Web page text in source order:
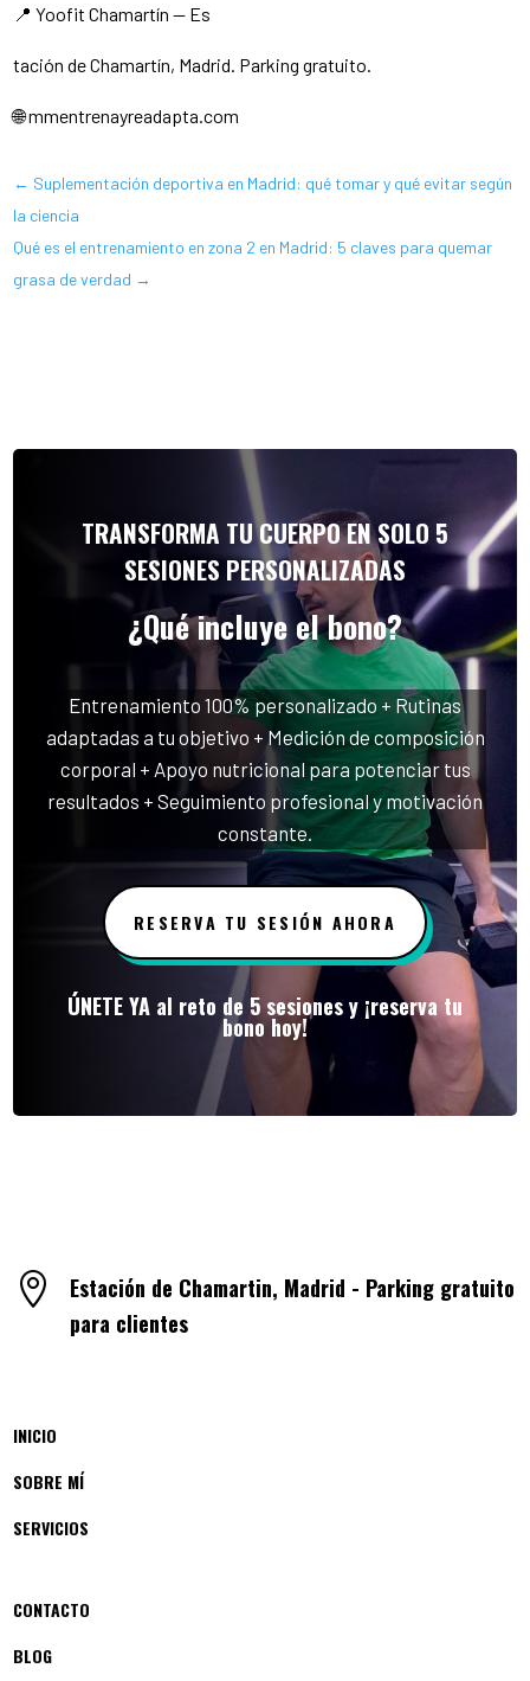
📍 Yoofit Chamartín — Es
tación de Chamartín, Madrid. Parking gratuito.
🌐 mmentrenayreadapta.com
← Suplementación deportiva en Madrid: qué tomar y qué evitar según
la ciencia
Qué es el entrenamiento en zona 2 en Madrid: 5 claves para quemar
grasa de verdad →
TRANSFORMA TU CUERPO EN SOLO 5
SESIONES PERSONALIZADAS
¿Qué incluye el bono?
Entrenamiento 100% personalizado + Rutinas
adaptadas a tu objetivo + Medición de composición
corporal + Apoyo nutricional para potenciar tus
resultados + Seguimiento profesional y motivación
constante.
RESERVA TU SESIÓN AHORA
ÚNETE YA al reto de 5 sesiones y ¡reserva tu
bono hoy!

Estación de Chamartin, Madrid - Parking gratuito
para clientes
INICIO
SOBRE MÍ
SERVICIOS
CONTACTO
BLOG